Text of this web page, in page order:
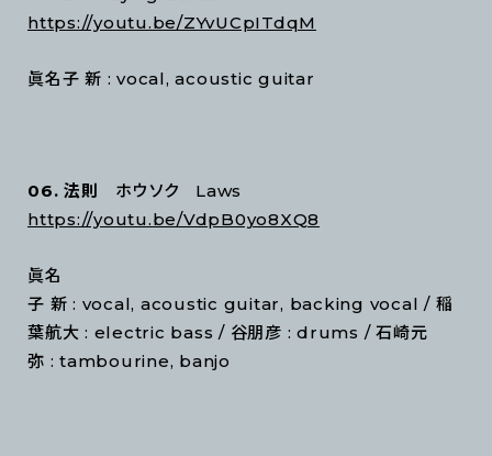
https://youtu.be/ZYvUCpITdqM
眞名子 新 : vocal, acoustic guitar
06. 法則 ホウソク Laws
https://youtu.be/VdpB0yo8XQ8
眞名
子 新 : vocal, acoustic guitar, backing vocal / 稲
葉航大 : electric bass / 谷朋彦 : drums / 石崎元
弥 : tambourine, banjo